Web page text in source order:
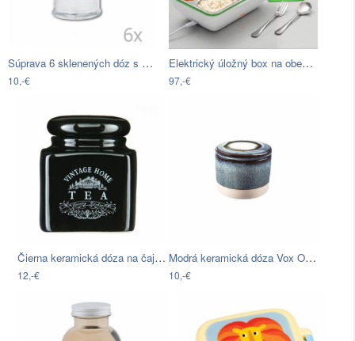
Súprava 6 sklenených dóz s vekom Orion,…
10,-€
Elektrický úložný box na obed…
97,-€
Čierna keramická dóza na čaj Premier…
12,-€
Modrá keramická dóza Vox Orion, výška 8…
10,-€